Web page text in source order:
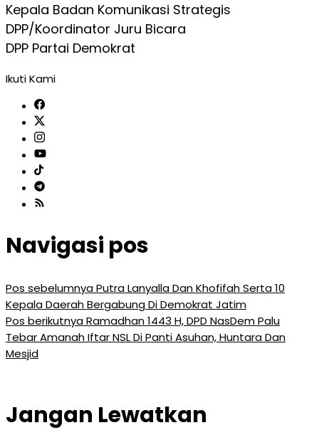
Kepala Badan Komunikasi Strategis
DPP/Koordinator Juru Bicara
DPP Partai Demokrat
Ikuti Kami
Navigasi pos
Pos sebelumnyaPutra Lanyalla Dan Khofifah Serta 10
Kepala Daerah Bergabung Di Demokrat Jatim
Pos berikutnyaRamadhan 1443 H, DPD NasDem Palu
Tebar Amanah Iftar NSL Di Panti Asuhan, Huntara Dan
Mesjid
Jangan Lewatkan